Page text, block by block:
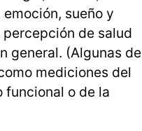
sueño y
de salud
general. (Algunas de
mediciones del
funcional o de la